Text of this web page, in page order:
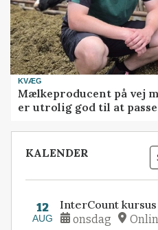
KVÆG
Mælkeproducent på vej
er utrolig god til at
KALENDER
12
AUG
InterCount
onsdag